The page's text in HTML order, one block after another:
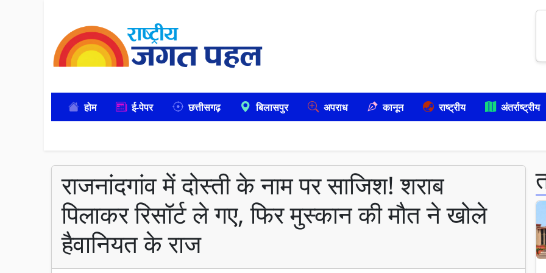
होम ई-पेपर छत्तीसगढ़ बिलासपुर अपराध कानून राष्ट्रीय अंतर्राष्ट्रीय
राजनांदगांव में दोस्ती के नाम पर साजिश! शराब
पिलाकर रिसॉर्ट ले गए, फिर मुस्कान की मौत ने खोले
हैवानियत के राज